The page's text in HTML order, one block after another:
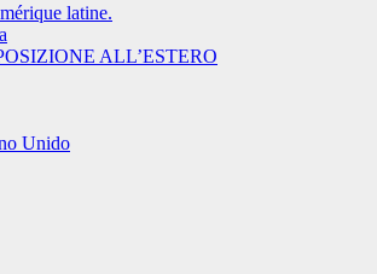
latine.
ALL’ESTERO
Unido